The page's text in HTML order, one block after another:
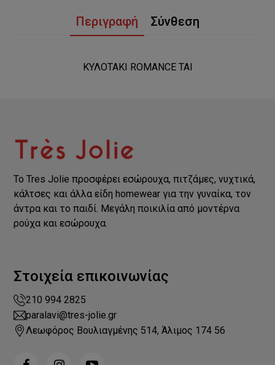
Περιγραφή Σύνθεση
ΚΥΛΟΤΑΚΙ ROMANCE TAI
Το Tres Jolie προσφέρει εσώρουχα, πιτζάμες, νυχτικά,
κάλτσες και άλλα είδη homewear για την γυναίκα, τον
άντρα και το παιδί. Μεγάλη ποικιλία από μοντέρνα
ρούχα και εσώρουχα.
Στοιχεία επικοινωνίας
210 994 2825
paralavi@tres-jolie.gr
Λεωφόρος Βουλιαγμένης 514, Άλιμος 174 56